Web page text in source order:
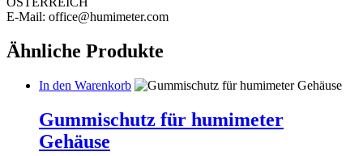
E-Mail: office@humimeter.com
Ähnliche Produkte
In den Warenkorb
Gummischutz für humimeter
Gehäuse